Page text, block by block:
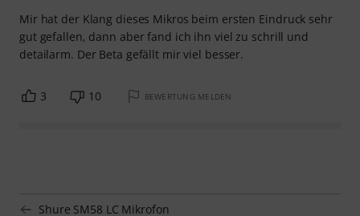
Mir hat der Klang dieses Mikros beim ersten Eindruck sehr
gut gefallen, dann aber fand ich ihn viel zu schrill und
detailarm. Der Beta gefällt mir viel besser.
3 10 BEWERTUNG MELDEN
Shure SM58 LC Mikrofon